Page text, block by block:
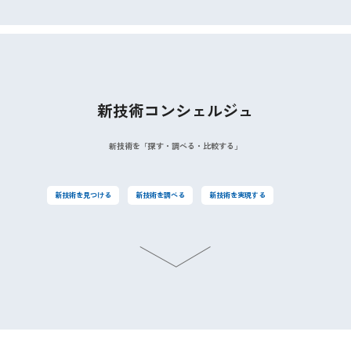
新技術コンシェルジュ
新技術を「探す・調べる・比較する」
新技術を見つける 新技術を調べる 新技術を実現する